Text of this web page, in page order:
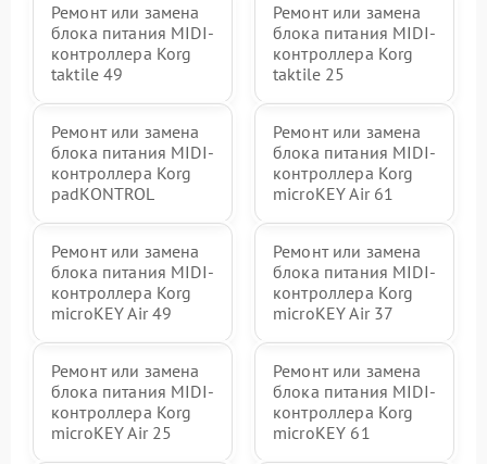
Ремонт или замена
блока питания MIDI-
контроллера Korg
taktile 49
Ремонт или замена
блока питания MIDI-
контроллера Korg
taktile 25
Ремонт или замена
блока питания MIDI-
контроллера Korg
padKONTROL
Ремонт или замена
блока питания MIDI-
контроллера Korg
microKEY Air 61
Ремонт или замена
блока питания MIDI-
контроллера Korg
microKEY Air 49
Ремонт или замена
блока питания MIDI-
контроллера Korg
microKEY Air 37
Ремонт или замена
блока питания MIDI-
контроллера Korg
microKEY Air 25
Ремонт или замена
блока питания MIDI-
контроллера Korg
microKEY 61